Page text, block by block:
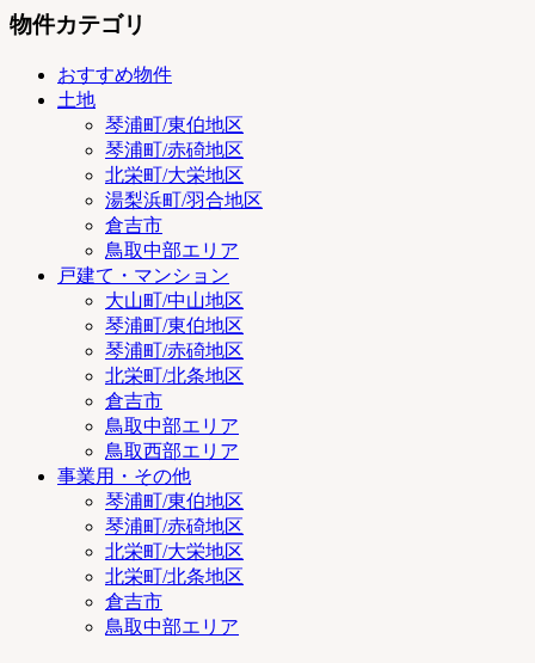
物件カテゴリ
おすすめ物件
土地
琴浦町/東伯地区
琴浦町/赤碕地区
北栄町/大栄地区
湯梨浜町/羽合地区
倉吉市
鳥取中部エリア
戸建て・マンション
大山町/中山地区
琴浦町/東伯地区
琴浦町/赤碕地区
北栄町/北条地区
倉吉市
鳥取中部エリア
鳥取西部エリア
事業用・その他
琴浦町/東伯地区
琴浦町/赤碕地区
北栄町/大栄地区
北栄町/北条地区
倉吉市
鳥取中部エリア